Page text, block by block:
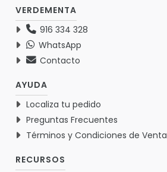
VERDEMENTA
916 334 328
WhatsApp
Contacto
AYUDA
Localiza tu pedido
Preguntas Frecuentes
Términos y Condiciones de Venta
RECURSOS